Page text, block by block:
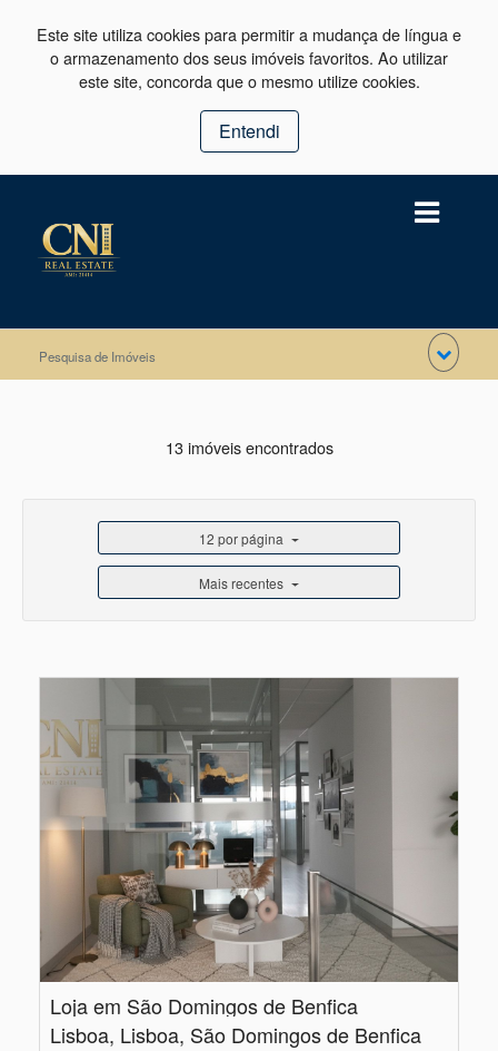
Este site utiliza cookies para permitir a mudança de língua e
o armazenamento dos seus imóveis favoritos. Ao utilizar
este site, concorda que o mesmo utilize cookies.
Entendi
Pesquisa de Imóveis
13 imóveis encontrados
12 por página
Mais recentes
Loja em São Domingos de Benfica
Lisboa, Lisboa, São Domingos de Benfica